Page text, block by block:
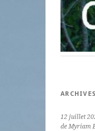
12 juillet
de Myriam